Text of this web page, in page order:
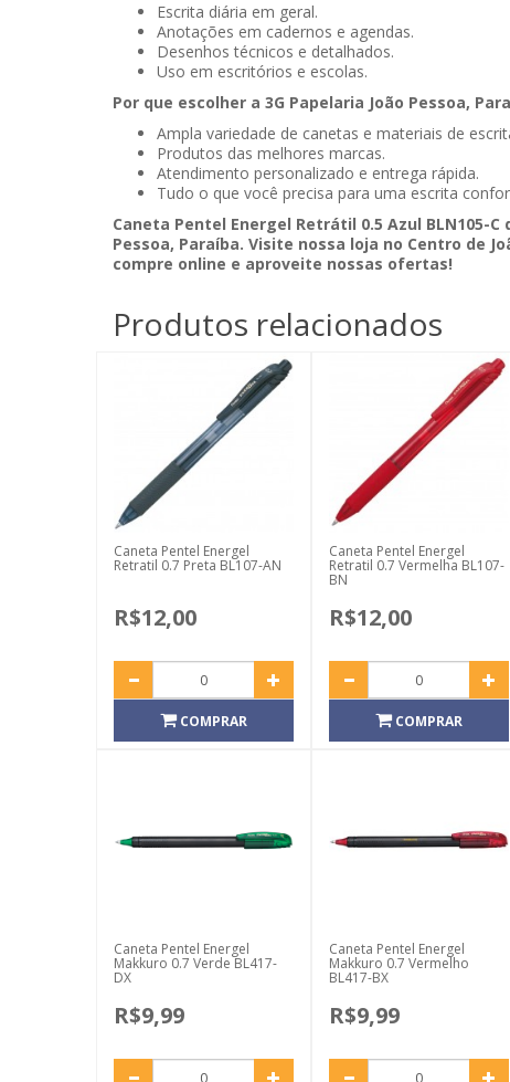
Escrita diária em geral.
Anotações em cadernos e agendas.
Desenhos técnicos e detalhados.
Uso em escritórios e escolas.
Por que escolher a 3G Papelaria João Pessoa,
Ampla variedade de canetas e materiais de
Produtos das melhores marcas.
Atendimento personalizado e entrega rápida.
Tudo o que você precisa para uma escrita
Caneta Pentel Energel Retrátil 0.5 Azul BLN105-C
Pessoa, Paraíba. Visite nossa loja no Centro de
compre online e aproveite nossas ofertas!
Produtos relacionados
Caneta Pentel Energel
Retratil 0.7 Preta BL107-AN
R$12,00
COMPRAR
Caneta Pentel Energel
Retratil 0.7 Vermelha BL107-
BN
R$12,00
COMPRAR
Caneta Pentel Energel
Makkuro 0.7 Verde BL417-
DX
R$9,99
Caneta Pentel Energel
Makkuro 0.7 Vermelho
BL417-BX
R$9,99